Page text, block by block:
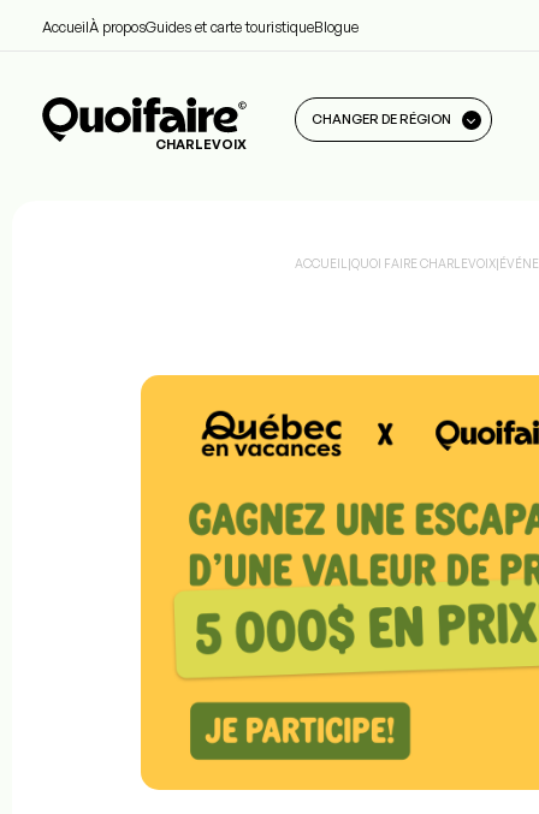
AccueilÀ proposGuides et carte touristiqueBlogue
CHARLEVOIX
CHANGER DE RÉGION
ACCUEIL |QUOI FAIRE CHARLEVOIX|